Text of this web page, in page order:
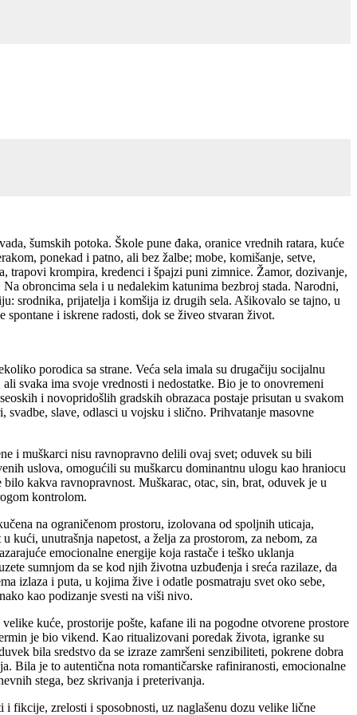
šumskih potoka. Škole pune đaka, oranice vrednih ratara, kuće
ponekad i patno, ali bez žalbe; mobe, komišanje, setve,
trapovi krompira, kredenci i špajzi puni zimnice. Žamor, dozivanje,
obroncima sela i u nedalekim katunima bezbroj stada. Narodni,
srodnika, prijatelja i komšija iz drugih sela. Ašikovalo se tajno, u
i iskrene radosti, dok se živeo stvaran život.
porodica sa strane. Veća sela imala su drugačiju socijalnu
svaka ima svoje vrednosti i nedostatke. Bio je to onovremeni
i novopridošlih gradskih obrazaca postaje prisutan u svakom
slave, odlasci u vojsku i slično. Prihvatanje masovne
i muškarci nisu ravnopravno delili ovaj svet; oduvek su bili
uslova, omogućili su muškarcu dominantnu ulogu kao hraniocu
kakva ravnopravnost. Muškarac, otac, sin, brat, oduvek je u
kontrolom.
na ograničenom prostoru, izolovana od spoljnih uticaja,
kući, unutrašnja napetost, a želja za prostorom, za nebom, za
emocionalne energije koja rastače i teško uklanja
sumnjom da se kod njih životna uzbuđenja i sreća razilaze, da
izlaza i puta, u kojima žive i odatle posmatraju svet oko sebe,
kao podizanje svesti na viši nivo.
velike kuće, prostorije pošte, kafane ili na pogodne otvorene prostore
je bio vikend. Kao ritualizovani poredak života, igranke su
bila sredstvo da se izraze zamršeni senzibiliteti, pokrene dobra
Bila je to autentična nota romantičarske rafiniranosti, emocionalne
stega, bez skrivanja i preterivanja.
fikcije, zrelosti i sposobnosti, uz naglašenu dozu velike lične